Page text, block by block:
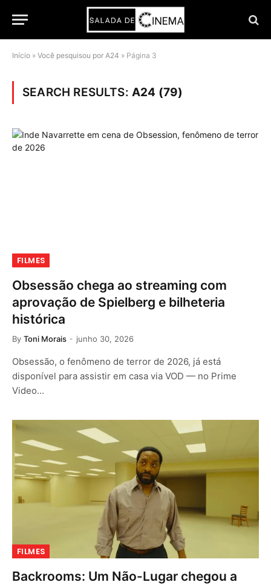
Início » Você pesquisou por A24 » Página 3
SEARCH RESULTS:A24 (79)
FILMES
Obsessão chega ao streaming com
aprovação de Spielberg e bilheteria
histórica
By Toni Morais junho 30, 2026
Obsessão, o fenômeno de terror de 2026, já está
disponível para assistir em casa via VOD — no Prime
Video…
FILMES
Backrooms: Um Não-Lugar chegou a